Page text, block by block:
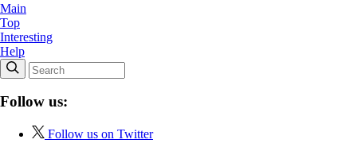
Main
Top
Interesting
Help
Follow us:
Follow us on Twitter